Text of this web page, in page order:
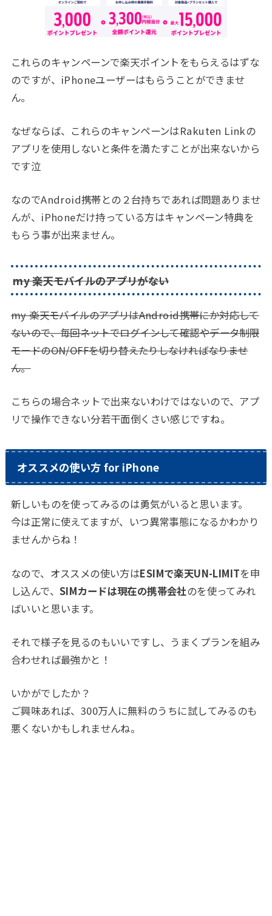
これらのキャンペーンで楽天ポイントをもらえるはずな
のですが、iPhoneユーザーはもらうことができませ
ん。
なぜならば、これらのキャンペーンはRakuten Linkの
アプリを使用しないと条件を満たすことが出来ないから
です泣
なのでAndroid携帯との２台持ちであれば問題ありませ
んが、iPhoneだけ持っている方はキャンペーン特典を
もらう事が出来ません。
my 楽天モバイルのアプリがない
my 楽天モバイルのアプリはAndroid携帯にか対応して
ないので、毎回ネットでログインして確認やデータ制限
モードのON/OFFを切り替えたりしなければなりませ
ん。
こちらの場合ネットで出来ないわけではないので、アプ
リで操作できない分若干面倒くさい感じですね。
オススメの使い方 for iPhone
新しいものを使ってみるのは勇気がいると思います。
今は正常に使えてますが、いつ異常事態になるかわかり
ませんからね！
なので、オススメの使い方はESIMで楽天UN-LIMITを申
し込んで、 SIMカードは現在の携帯会社のを使ってみれ
ばいいと思います。
それで様子を見るのもいいですし、うまくプランを組み
合わせれば最強かと！
いかがでしたか？
ご興味あれば、300万人に無料のうちに試してみるのも
悪くないかもしれませんね。